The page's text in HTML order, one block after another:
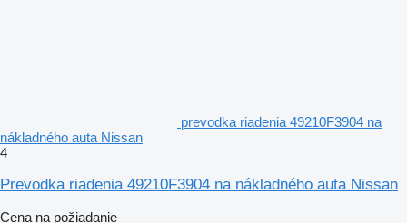
prevodka riadenia 49210F3904 na
nákladného auta Nissan
4
Prevodka riadenia 49210F3904 na nákladného auta Nissan
Cena na požiadanie